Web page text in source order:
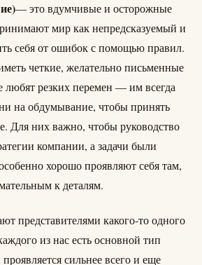
— это вдумчивые и осторожные
мир как непредсказуемый и
себя от ошибок с помощью правил.
четкие, желательно письменные
резких перемен — им всегда
на обдумывание, чтобы принять
Для них важно, чтобы руководство
компании, а задачи были
хорошо проявляют себя там,
к деталям.
представителями какого-то одного
из нас есть основной тип
сильнее всего и еще